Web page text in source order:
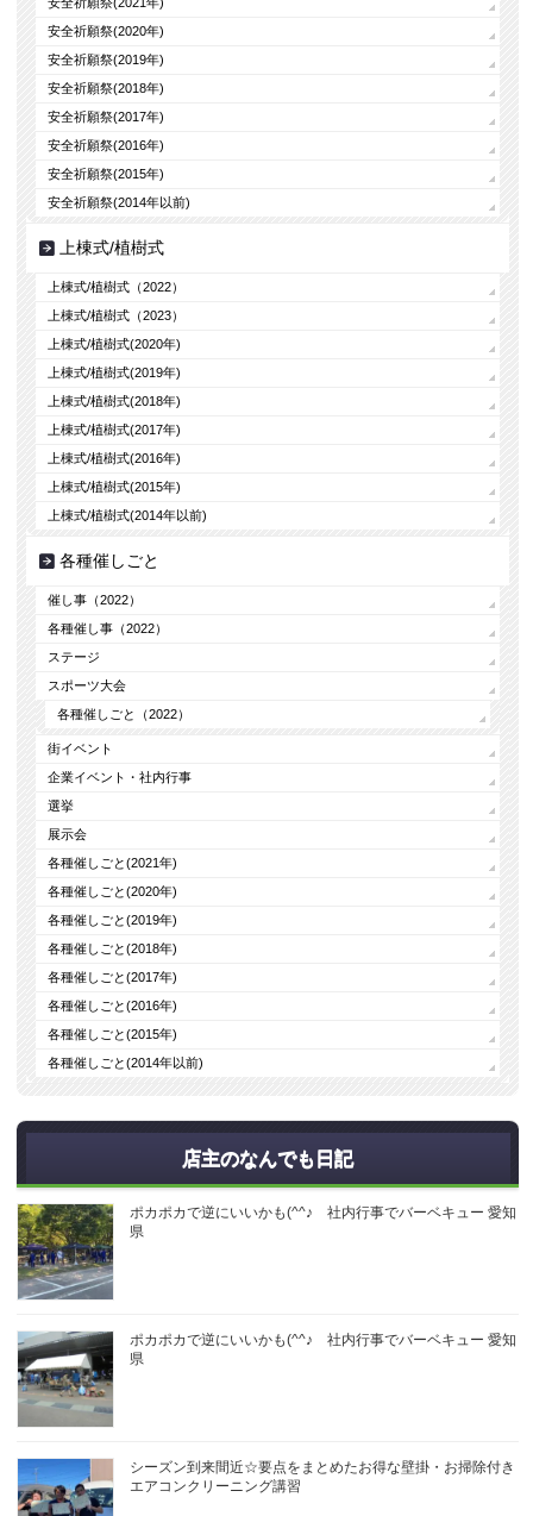
安全祈願祭(2020年)
安全祈願祭(2019年)
安全祈願祭(2018年)
安全祈願祭(2017年)
安全祈願祭(2016年)
安全祈願祭(2015年)
安全祈願祭(2014年以前)
上棟式/植樹式
上棟式/植樹式（2022）
上棟式/植樹式（2023）
上棟式/植樹式(2020年)
上棟式/植樹式(2019年)
上棟式/植樹式(2018年)
上棟式/植樹式(2017年)
上棟式/植樹式(2016年)
上棟式/植樹式(2015年)
上棟式/植樹式(2014年以前)
各種催しごと
催し事（2022）
各種催し事（2022）
ステージ
スポーツ大会
各種催しごと（2022）
街イベント
企業イベント・社内行事
選挙
展示会
各種催しごと(2021年)
各種催しごと(2020年)
各種催しごと(2019年)
各種催しごと(2018年)
各種催しごと(2017年)
各種催しごと(2016年)
各種催しごと(2015年)
各種催しごと(2014年以前)
店主のなんでも日記
ポカポカで逆にいいかも(^^♪ 社内行事でバーベキュー 愛知
県
ポカポカで逆にいいかも(^^♪ 社内行事でバーベキュー 愛知
県
シーズン到来間近☆要点をまとめたお得な壁掛・お掃除付き
エアコンクリーニング講習